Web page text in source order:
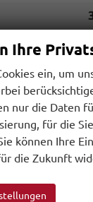
Wir rufen Sie an
Leasing anfragen
Ihre
ein, um
nur die Daten
für die
können Ihre
die Zukunft